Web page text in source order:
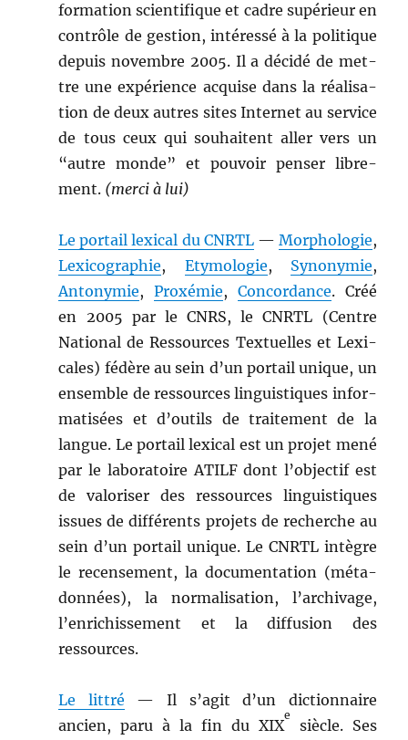
for­ma­tion sci­en­tifique et cadre supérieur en
con­trôle de ges­tion, intéressé à la poli­tique
depuis novem­bre 2005. Il a décidé de met­
tre une expéri­ence acquise dans la réal­i­sa­
tion de deux autres sites Inter­net au ser­vice
de tous ceux qui souhait­ent aller vers un
“autre monde” et pou­voir penser libre­
ment. (mer­ci à lui)
Le por­tail lex­i­cal du CNRTL— Mor­pholo­gie,
Lex­i­cogra­phie, Ety­molo­gie, Syn­onymie,
Antonymie,Prox­émie, Con­cor­dance. Créé
en 2005 par le CNRS, le CNRTL (Cen­tre
Nation­al de Ressources Textuelles et Lex­i­
cales) fédère au sein d’un por­tail unique, un
ensem­ble de ressources lin­guis­tiques infor­
ma­tisées et d’outils de traite­ment de la
langue. Le por­tail lex­i­cal est un pro­jet mené
par le lab­o­ra­toire ATILF dont l’ob­jec­tif est
de val­oris­er des ressources lin­guis­tiques
issues de dif­férents pro­jets de recherche au
sein d’un por­tail unique. Le CNRTL intè­gre
le recense­ment, la doc­u­men­ta­tion (méta­
don­nées), la nor­mal­i­sa­tion, l’archivage,
l’enrichissement et la dif­fu­sion des
ressources.
Le lit­tré — Il s’ag­it d’un dic­tio­n­naire
ancien, paru à la fin du XIX
e
siè­cle. Ses